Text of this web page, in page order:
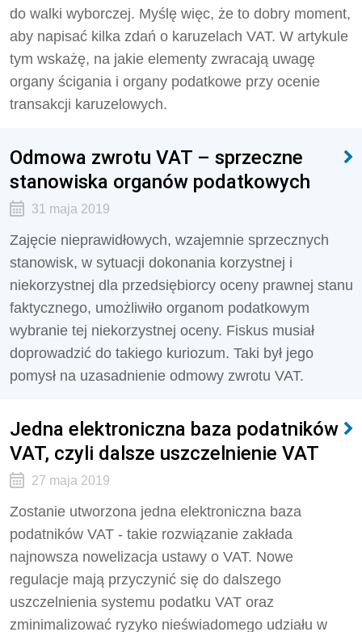
do walki wyborczej. Myślę więc, że to dobry moment,
aby napisać kilka zdań o karuzelach VAT. W artykule
tym wskażę, na jakie elementy zwracają uwagę
organy ścigania i organy podatkowe przy ocenie
transakcji karuzelowych.
Odmowa zwrotu VAT – sprzeczne
stanowiska organów podatkowych
31 maja 2019
Zajęcie nieprawidłowych, wzajemnie sprzecznych
stanowisk, w sytuacji dokonania korzystnej i
niekorzystnej dla przedsiębiorcy oceny prawnej stanu
faktycznego, umożliwiło organom podatkowym
wybranie tej niekorzystnej oceny. Fiskus musiał
doprowadzić do takiego kuriozum. Taki był jego
pomysł na uzasadnienie odmowy zwrotu VAT.
Jedna elektroniczna baza podatników
VAT, czyli dalsze uszczelnienie VAT
27 maja 2019
Zostanie utworzona jedna elektroniczna baza
podatników VAT - takie rozwiązanie zakłada
najnowsza nowelizacja ustawy o VAT. Nowe
regulacje mają przyczynić się do dalszego
uszczelnienia systemu podatku VAT oraz
zminimalizować ryzyko nieświadomego udziału w